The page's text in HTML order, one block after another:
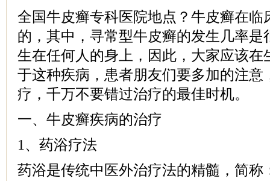
全国牛皮癣专科医院地点？牛皮癣在临
的，其中，寻常型牛皮癣的发生几率是
生在任何人的身上，因此，大家应该在
于这种疾病，患者朋友们要多加的注意
疗，千万不要错过治疗的最佳时机。
一、牛皮癣疾病的治疗
1、药浴疗法
药浴是传统中医外治疗法的精髓，简称